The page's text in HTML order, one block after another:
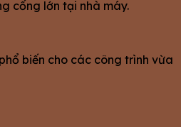
cống lớn tại nhà máy.
biến cho các công trình vừa